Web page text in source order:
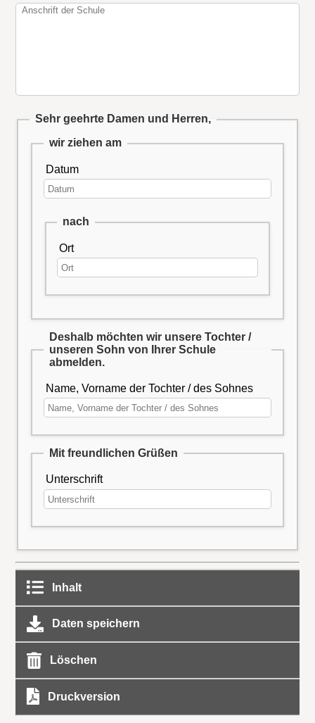
Sehr geehrte Damen und Herren,
wir ziehen am
Datum
nach
Ort
Deshalb möchten wir unsere Tochter /
unseren Sohn von Ihrer Schule
abmelden.
Name, Vorname der Tochter / des Sohnes
Mit freundlichen Grüßen
Unterschrift
Inhalt
Daten speichern
Löschen
Druckversion